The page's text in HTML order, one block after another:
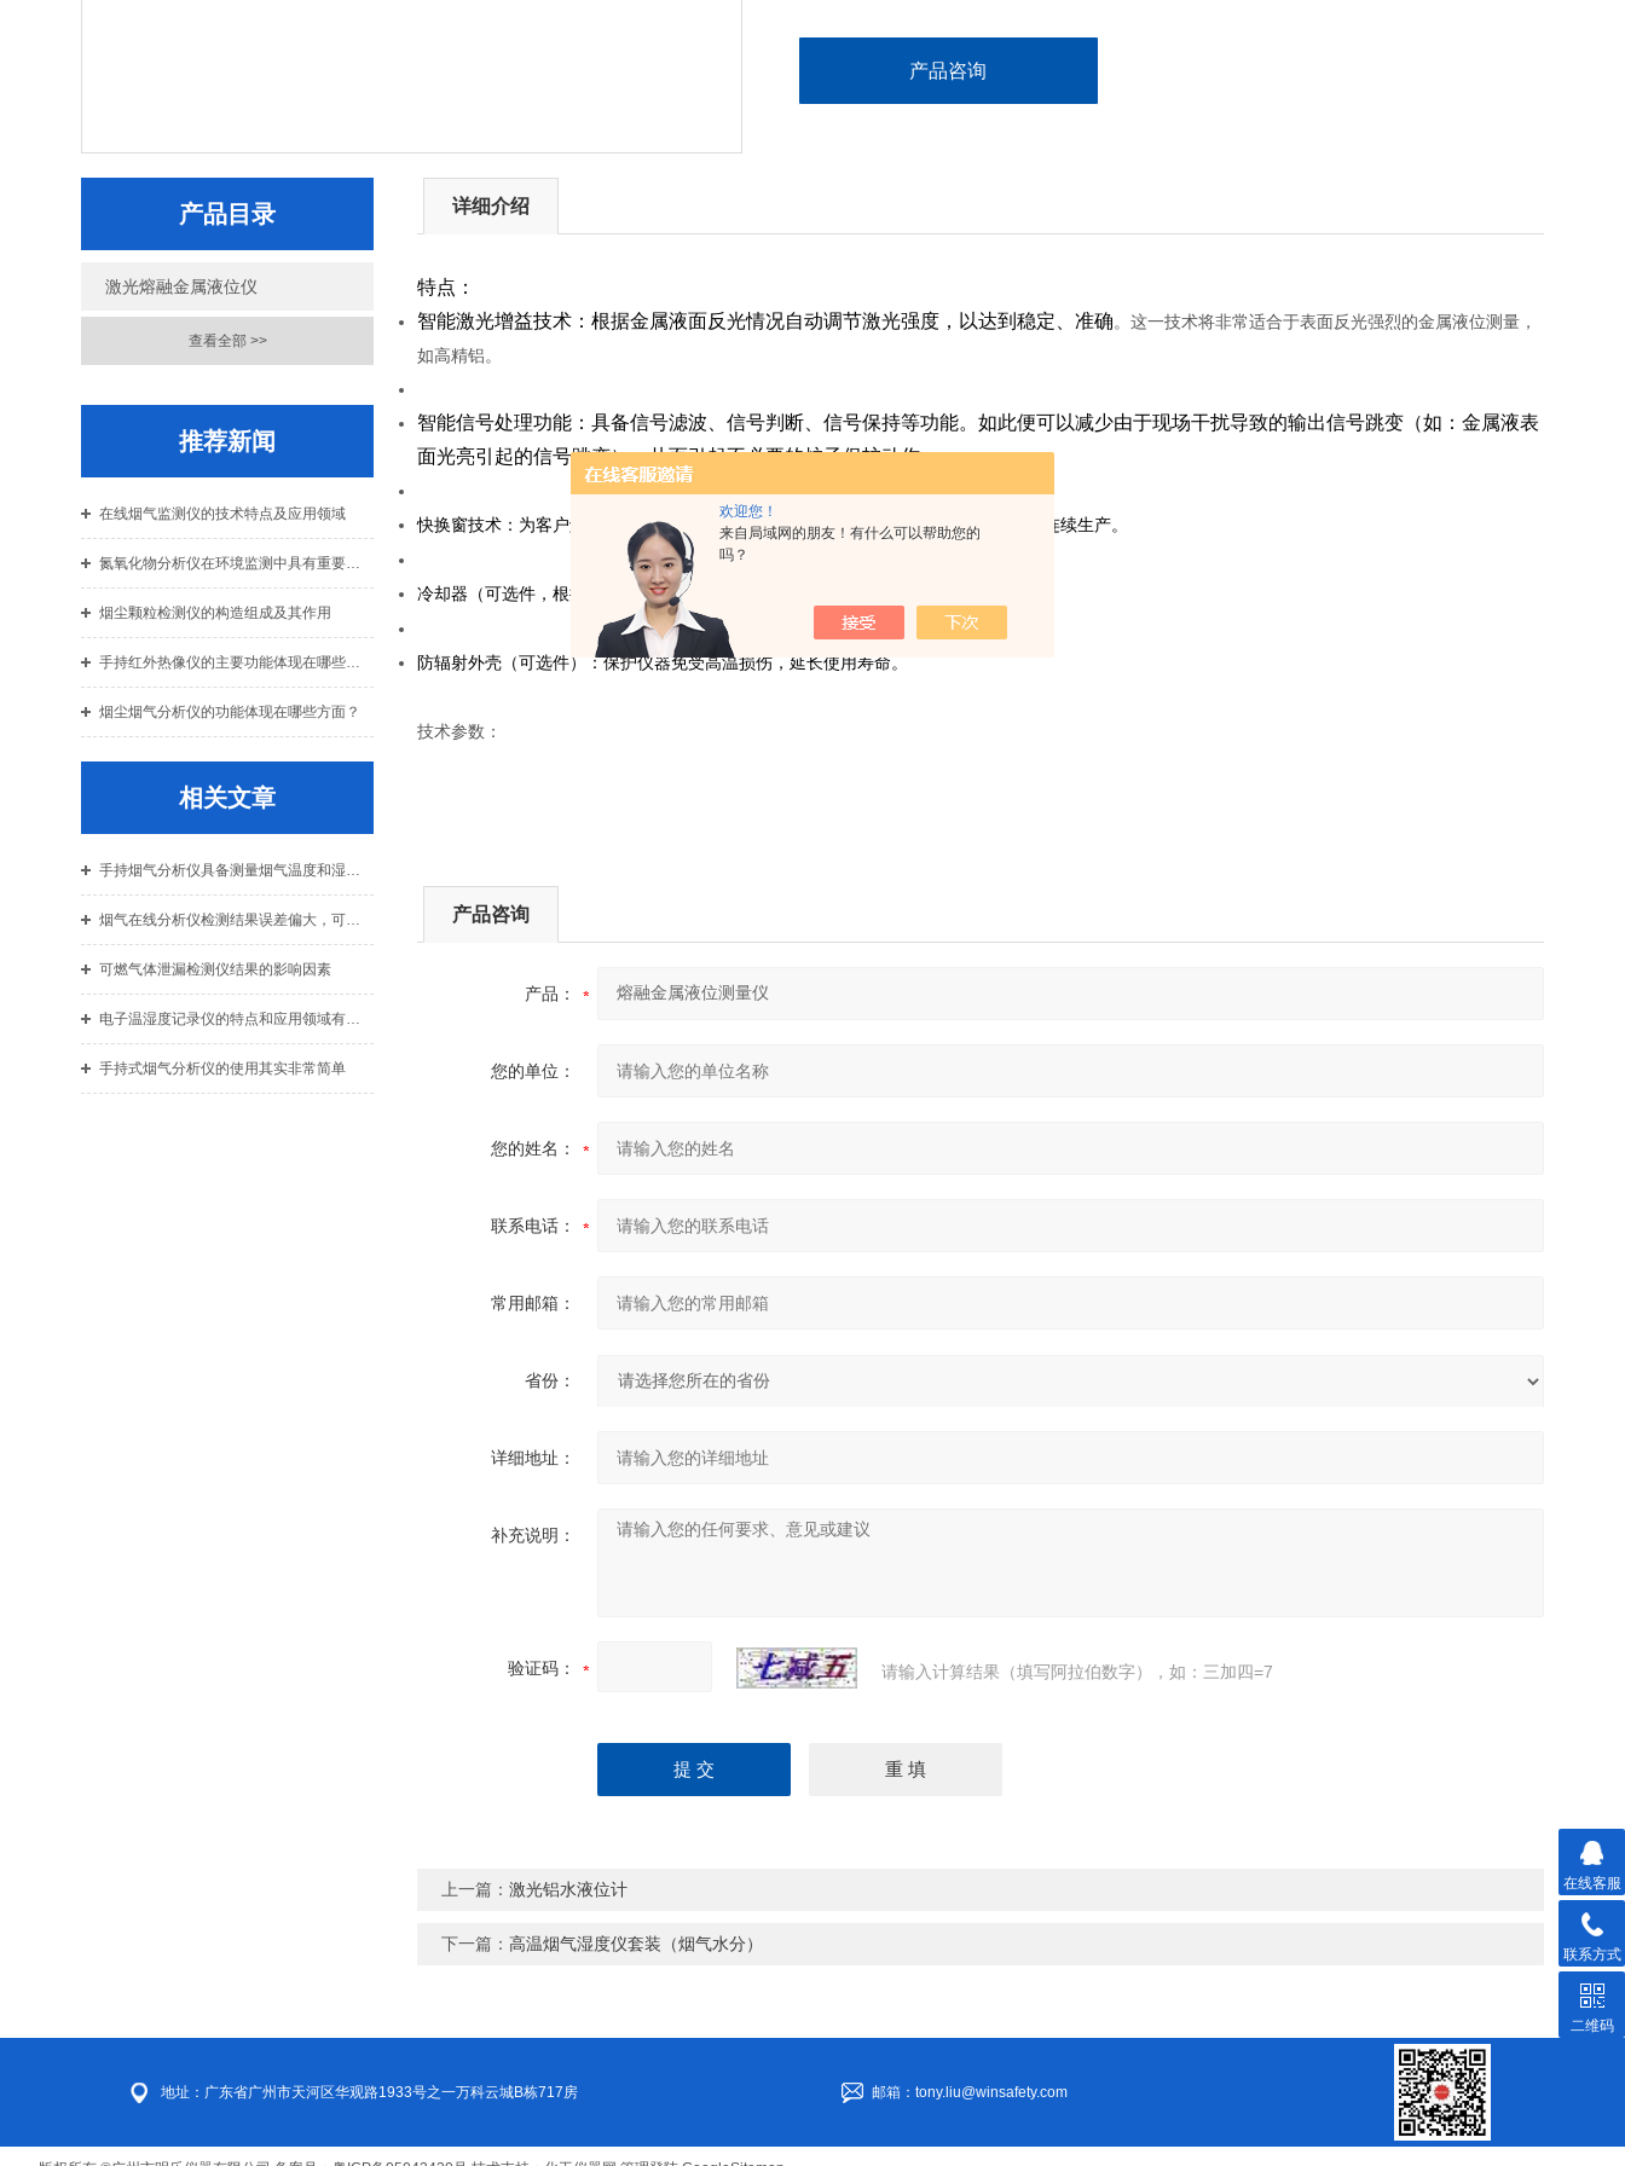
欢迎您！
来自局域网的朋友！有什么可以帮助您的
吗？
产品咨询
产品目录
激光熔融金属液位仪
查看全部 >>
推荐新闻
在线烟气监测仪的技术特点及应用领域
氮氧化物分析仪在环境监测中具有重要作用
烟尘颗粒检测仪的构造组成及其作用
手持红外热像仪的主要功能体现在哪些方面？
烟尘烟气分析仪的功能体现在哪些方面？
相关文章
手持烟气分析仪具备测量烟气温度和湿度的功能
烟气在线分析仪检测结果误差偏大，可能是这三方面原因之一
可燃气体泄漏检测仪结果的影响因素
电子温湿度记录仪的特点和应用领域有哪些？
手持式烟气分析仪的使用其实非常简单
详细介绍
特点：
智能激光增益技术：根据金属液面反光情况自动调节激光强度，以达到稳定、准确。这一技术将非常适合于表面反光强烈的金属液位测量，
如高精铝。
智能信号处理功能：具备信号滤波、信号判断、信号保持等功能。如此便可以减少由于现场干扰导致的输出信号跳变 （如：金属液表
面光亮引起的信号跳变），从而引起不必要的炉子保护动作。
快换窗技术：为客户解决生产过程中镜头脏污的问题，保护激光镜头。有利于 稳定、连续生产。
冷却器 （可选件，根据现场环境）：
防辐射外壳（可选件）：保护仪器免受高温损伤，延长使用寿命。
技术参数：
产品咨询
产品：
您的单位：
您的姓名：
联系电话：
常用邮箱：
省份：
详细地址：
补充说明：
验证码： 请输入计算结果（填写阿拉伯数字），如：三加四=7
上一篇：激光铝水液位计
下一篇：高温烟气湿度仪套装（烟气水分）
地址：广东省广州市天河区华观路1933号之一万科云城B栋717房 邮箱：tony.liu@winsafety.com
在线客服
联系方式
二维码